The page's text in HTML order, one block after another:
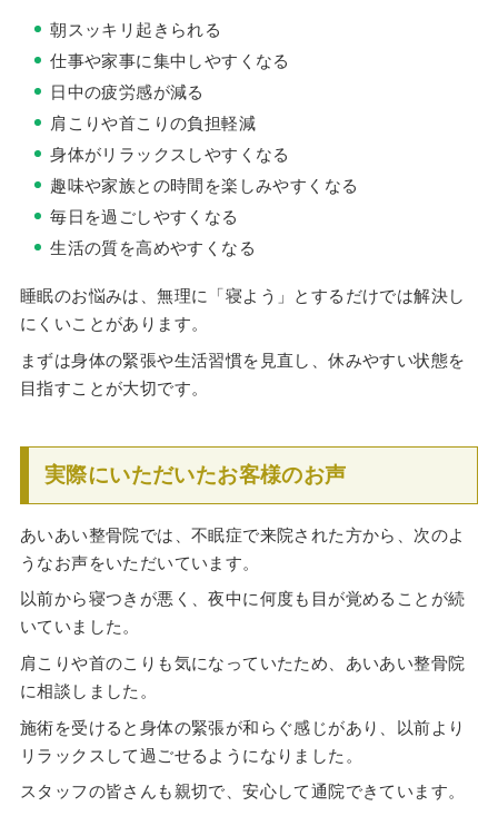
朝スッキリ起きられる
仕事や家事に集中しやすくなる
日中の疲労感が減る
肩こりや首こりの負担軽減
身体がリラックスしやすくなる
趣味や家族との時間を楽しみやすくなる
毎日を過ごしやすくなる
生活の質を高めやすくなる
睡眠のお悩みは、無理に「寝よう」とするだけでは解決し
にくいことがあります。
まずは身体の緊張や生活習慣を見直し、休みやすい状態を
目指すことが大切です。
実際にいただいたお客様のお声
あいあい整骨院では、不眠症で来院された方から、次のよ
うなお声をいただいています。
以前から寝つきが悪く、夜中に何度も目が覚めることが続
いていました。
肩こりや首のこりも気になっていたため、あいあい整骨院
に相談しました。
施術を受けると身体の緊張が和らぐ感じがあり、以前より
リラックスして過ごせるようになりました。
スタッフの皆さんも親切で、安心して通院できています。